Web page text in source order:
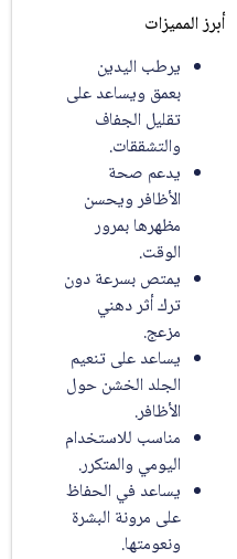
أبرز المميزات
يرطب اليدين
بعمق ويساعد على
تقليل الجفاف
والتشققات.
يدعم صحة
الأظافر ويحسن
مظهرها بمرور
الوقت.
يمتص بسرعة دون
ترك أثر دهني
مزعج.
يساعد على تنعيم
الجلد الخشن حول
الأظافر.
مناسب للاستخدام
اليومي والمتكرر.
يساعد في الحفاظ
على مرونة البشرة
ونعومتها.